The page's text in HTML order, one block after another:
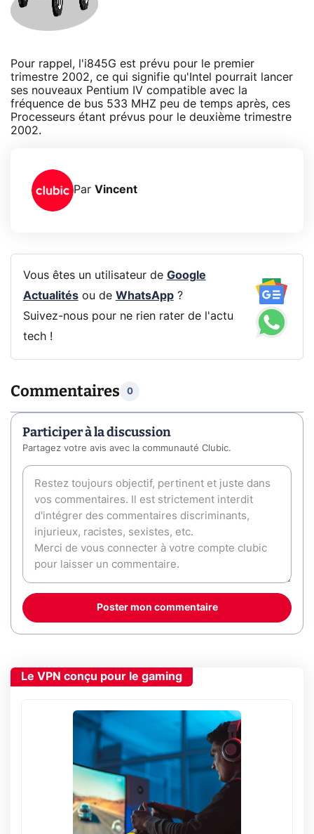
Pour rappel, l'i845G est prévu pour le premier
trimestre 2002, ce qui signifie qu'Intel pourrait lancer
ses nouveaux Pentium IV compatible avec la
fréquence de bus 533 MHZ peu de temps après, ces
Processeurs étant prévus pour le deuxième trimestre
2002.
Par Vincent
Vous êtes un utilisateur de Google
Actualitésou de WhatsApp?
Suivez-nous pour ne rien rater de l'actu
tech !
Commentaires 0
Participer à la discussion
Partagez votre avis avec la communauté Clubic.
Poster mon commentaire
Le VPN conçu pour le gaming